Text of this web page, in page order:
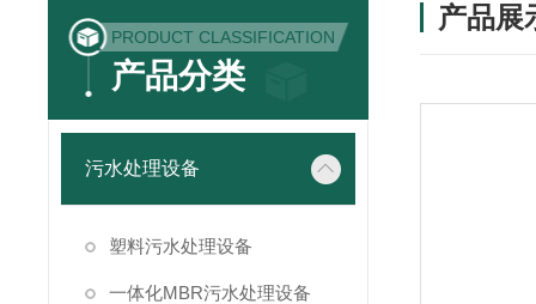
PRODUCT CLASSIFICATION
产品分类
污水处理设备
塑料污水处理设备
一体化MBR污水处理设备
产品展